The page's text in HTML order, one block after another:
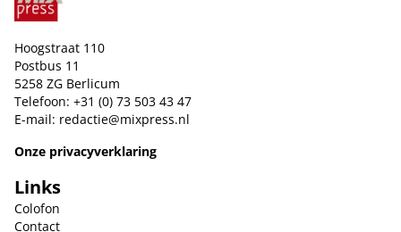
Hoogstraat 110
Postbus 11
5258 ZG Berlicum
Telefoon: +31 (0) 73 503 43 47
E-mail: redactie@mixpress.nl
Onze privacyverklaring
Links
Colofon
Contact